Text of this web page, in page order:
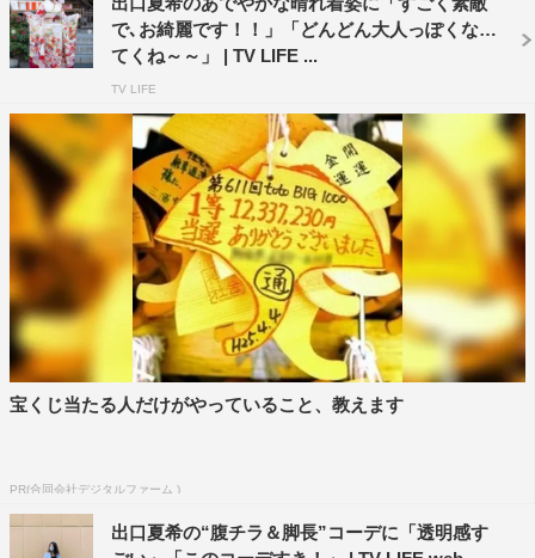
で､お綺麗です！！」「どんどん大人っぽくなっ
てくね～～」 | TV LIFE ...
TV LIFE
宝くじ当たる人だけがやっていること、教えます
PR(合同会社デジタルファーム )
出口夏希の“腹チラ＆脚長”コーデに「透明感す